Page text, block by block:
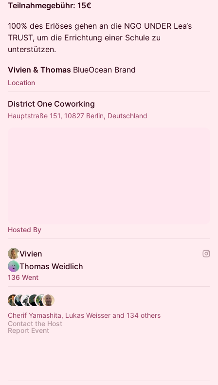
Teilnahmegebühr: 15€
100% des Erlöses gehen an die NGO UNDER Lea‘s
TRUST, um die Errichtung einer Schule zu
unterstützen.
Vivien & Thomas BlueOcean Brand
Location
District One Coworking
Hauptstraße 151, 10827 Berlin, Deutschland
Hosted By
Vivien
Thomas Weidlich
136 Went
Cherif Yamashita, Lukas Weisser and 134 others
Contact the Host
Report Event